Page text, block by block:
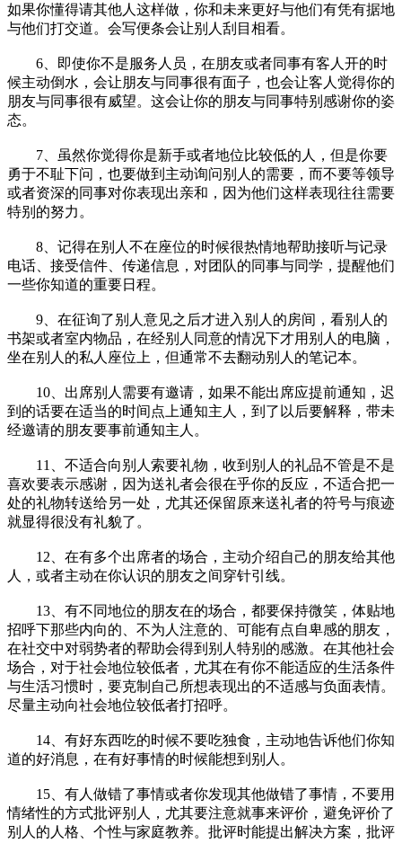
如果你懂得请其他人这样做，你和未来更好与他们有凭有据地
与他们打交道。会写便条会让别人刮目相看。
6、即使你不是服务人员，在朋友或者同事有客人开的时
候主动倒水，会让朋友与同事很有面子，也会让客人觉得你的
朋友与同事很有威望。这会让你的朋友与同事特别感谢你的姿
态。
7、虽然你觉得你是新手或者地位比较低的人，但是你要
勇于不耻下问，也要做到主动询问别人的需要，而不要等领导
或者资深的同事对你表现出亲和，因为他们这样表现往往需要
特别的努力。
8、记得在别人不在座位的时候很热情地帮助接听与记录
电话、接受信件、传递信息，对团队的同事与同学，提醒他们
一些你知道的重要日程。
9、在征询了别人意见之后才进入别人的房间，看别人的
书架或者室内物品，在经别人同意的情况下才用别人的电脑，
坐在别人的私人座位上，但通常不去翻动别人的笔记本。
10、出席别人需要有邀请，如果不能出席应提前通知，迟
到的话要在适当的时间点上通知主人，到了以后要解释，带未
经邀请的朋友要事前通知主人。
11、不适合向别人索要礼物，收到别人的礼品不管是不是
喜欢要表示感谢，因为送礼者会很在乎你的反应，不适合把一
处的礼物转送给另一处，尤其还保留原来送礼者的符号与痕迹
就显得很没有礼貌了。
12、在有多个出席者的场合，主动介绍自己的朋友给其他
人，或者主动在你认识的朋友之间穿针引线。
13、有不同地位的朋友在的场合，都要保持微笑，体贴地
招呼下那些内向的、不为人注意的、可能有点自卑感的朋友，
在社交中对弱势者的帮助会得到别人特别的感激。在其他社会
场合，对于社会地位较低者，尤其在有你不能适应的生活条件
与生活习惯时，要克制自己所想表现出的不适感与负面表情。
尽量主动向社会地位较低者打招呼。
14、有好东西吃的时候不要吃独食，主动地告诉他们你知
道的好消息，在有好事情的时候能想到别人。
15、有人做错了事情或者你发现其他做错了事情，不要用
情绪性的方式批评别人，尤其要注意就事来评价，避免评价了
别人的人格、个性与家庭教养。批评时能提出解决方案，批评